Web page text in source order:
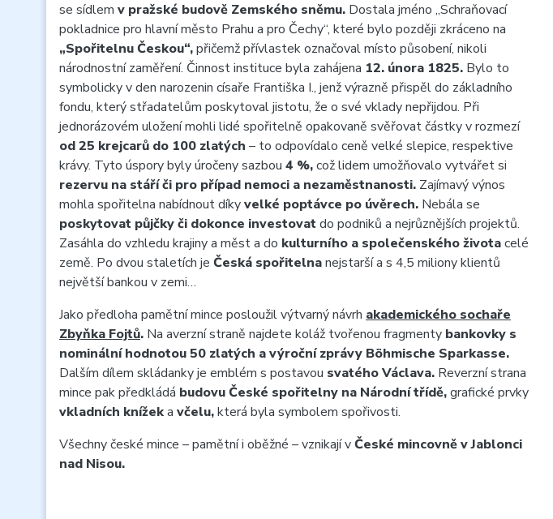
se sídlem v pražské budově Zemského sněmu. Dostala jméno „Schraňovací
pokladnice pro hlavní město Prahu a pro Čechy“, které bylo později zkráceno na
„Spořitelnu Českou“,přičemž přívlastek označoval místo působení, nikoli
národnostní zaměření. Činnost instituce byla zahájena 12. února 1825. Bylo to
symbolicky v den narozenin císaře Františka I., jenž výrazně přispěl do základního
fondu, který střadatelům poskytoval jistotu, že o své vklady nepřijdou. Při
jednorázovém uložení mohli lidé spořitelně opakovaně svěřovat částky v rozmezí
od 25 krejcarů do 100 zlatých – to odpovídalo ceně velké slepice, respektive
krávy. Tyto úspory byly úročeny sazbou 4 %,což lidem umožňovalo vytvářet si
rezervu na stáří či pro případ nemoci a nezaměstnanosti. Zajímavý výnos
mohla spořitelna nabídnout díkyvelké poptávce po úvěrech. Nebála se
poskytovat půjčky či dokonce investovatdo podniků a nejrůznějších projektů.
Zasáhla do vzhledu krajiny a měst a do kulturního a společenského životacelé
země. Po dvou staletích je Česká spořitelnanejstarší a s 4,5 miliony klientů
největší bankou v zemi…
Jako předloha pamětní mince posloužil výtvarný návrh akademického sochaře
Zbyňka Fojtů. Na averzní straně najdete koláž tvořenou fragmenty bankovky s
nominální hodnotou 50 zlatých avýroční zprávy Böhmische Sparkasse.
Dalším dílem skládanky je emblém s postavou svatého Václava. Reverzní strana
mince pak předkládá budovu České spořitelny na Národní třídě,grafické prvky
vkladních knížeka včelu,která byla symbolem spořivosti.
Všechny české mince – pamětní i oběžné – vznikají vČeské mincovně v Jablonci
nad Nisou.